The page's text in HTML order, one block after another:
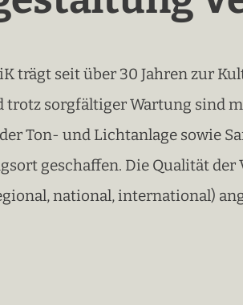
trägt seit über 30 Jahren zur
trotz sorgfältiger Wartung sind
Ton- und Lichtanlage sowie
geschaffen. Die Qualität
national, international)